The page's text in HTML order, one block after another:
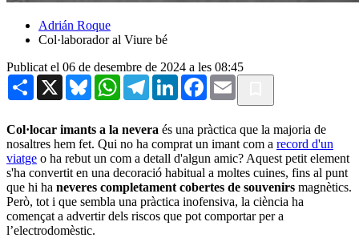
Adrián Roque
Col·laborador al Viure bé
Publicat el 06 de desembre de 2024 a les 08:45
Share X BlueskyWhatsAppTelegramLinkedInFacebook
Email
Col·locar imants a la nevera és una pràctica que la majoria de
nosaltres hem fet. Qui no ha comprat un imant com a record d'un
viatge o ha rebut un com a detall d'algun amic? Aquest petit element
s'ha convertit en una decoració habitual a moltes cuines, fins al punt
que hi ha neveres completament cobertes de souvenirs magnètics.
Però, tot i que sembla una pràctica inofensiva, la ciència ha
començat a advertir dels riscos que pot comportar per a
l’electrodomèstic.